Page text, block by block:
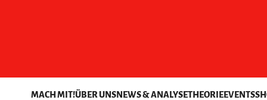
MACH MIT!ÜBER UNSNEWS & ANALYSETHEORIEEVENTS